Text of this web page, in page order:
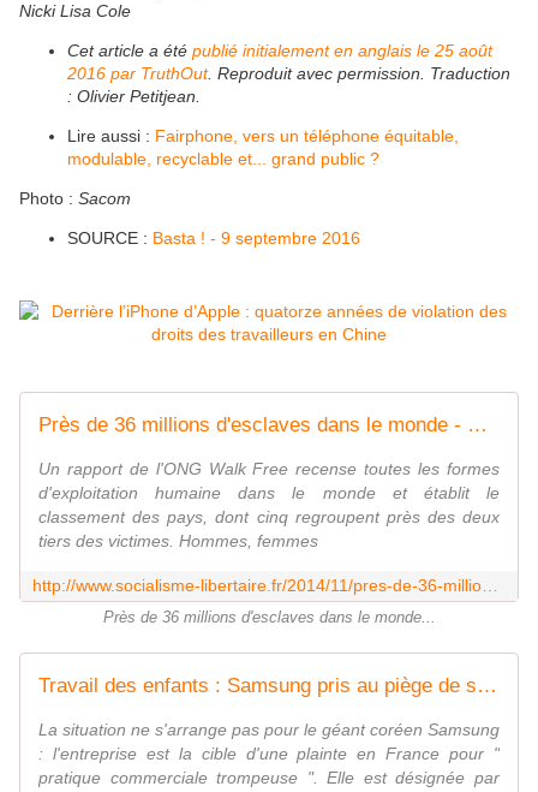
Nicki Lisa Cole
Cet article a été publié initialement en anglais le 25 août
2016 par TruthOut. Reproduit avec permission. Traduction
: Olivier Petitjean.
Lire aussi : Fairphone, vers un téléphone équitable,
modulable, recyclable et... grand public ?
Photo : Sacom
SOURCE : Basta ! - 9 septembre 2016
Près de 36 millions d'esclaves dans le monde - Socialisme libertaire
Un rapport de l'ONG Walk Free recense toutes les formes
d'exploitation humaine dans le monde et établit le
classement des pays, dont cinq regroupent près des deux
tiers des victimes. Hommes, femmes
Près de 36 millions d'esclaves dans le monde...
Travail des enfants : Samsung pris au piège de ses beaux discours - Socialisme libertaire
La situation ne s'arrange pas pour le géant coréen Samsung
: l'entreprise est la cible d'une plainte en France pour "
pratique commerciale trompeuse ". Elle est désignée par